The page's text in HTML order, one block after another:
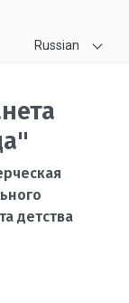
Russian
детства